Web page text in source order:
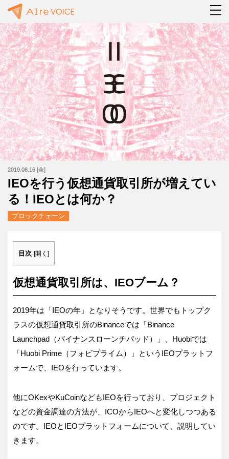
2019.08.16 [金]
IEOを行う仮想通貨取引所が増えてい
る！IEOとは何か？
ブロックチェーン
目次 [開く ]
仮想通貨取引所は、IEOブーム？
2019年は「IEOの年」となりそうです。世界でもトップク
ラスの仮想通貨取引所のBinanceでは「Binance
Launchpad（バイナンスローンチパッド）」、Huobiでは
「Huobi Prime（フォビプライム）」というIEOプラットフ
ォームで、IEOを行っています。
他にOKexやKuCoinなどもIEOを行っており、プロジェクト
などの資金調達の方法が、ICOからIEOへと変化しつつある
のです。IEOとIEOプラットフォームについて、説明してい
きます。